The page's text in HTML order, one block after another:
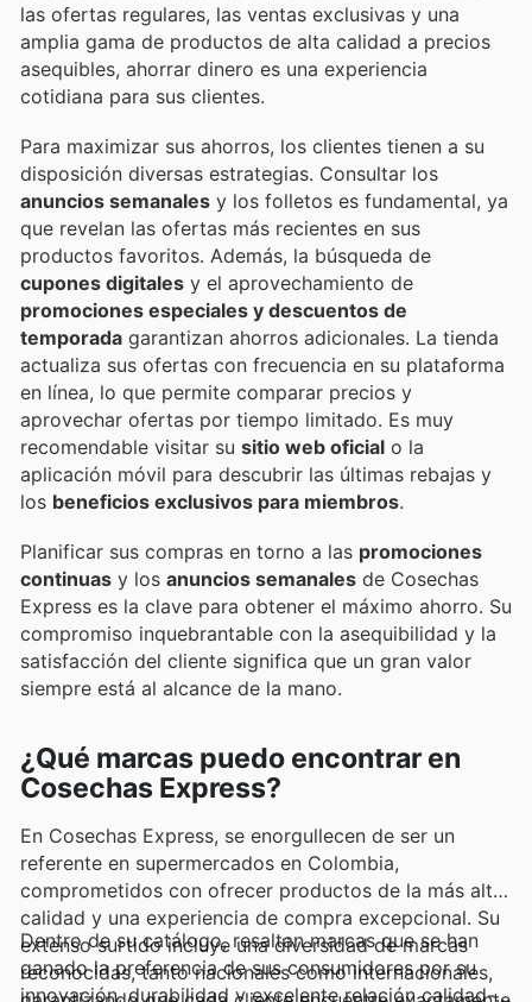
las ofertas regulares, las ventas exclusivas y una
amplia gama de productos de alta calidad a precios
asequibles, ahorrar dinero es una experiencia
cotidiana para sus clientes.
Para maximizar sus ahorros, los clientes tienen a su
disposición diversas estrategias. Consultar los
anuncios semanales y los folletos es fundamental, ya
que revelan las ofertas más recientes en sus
productos favoritos. Además, la búsqueda de
cupones digitales y el aprovechamiento de
promociones especiales y descuentos de
temporada garantizan ahorros adicionales. La tienda
actualiza sus ofertas con frecuencia en su plataforma
en línea, lo que permite comparar precios y
aprovechar ofertas por tiempo limitado. Es muy
recomendable visitar su sitio web oficial o la
aplicación móvil para descubrir las últimas rebajas y
los beneficios exclusivos para miembros.
Planificar sus compras en torno a las promociones
continuas y los anuncios semanales de Cosechas
Express es la clave para obtener el máximo ahorro. Su
compromiso inquebrantable con la asequibilidad y la
satisfacción del cliente significa que un gran valor
siempre está al alcance de la mano.
¿Qué marcas puedo encontrar en
Cosechas Express?
En Cosechas Express, se enorgullecen de ser un
referente en supermercados en Colombia,
comprometidos con ofrecer productos de la más alta
calidad y una experiencia de compra excepcional. Su
extenso surtido incluye una diversidad de marcas
reconocidas, tanto nacionales como internacionales,
Dentro de su catálogo, resaltan marcas que se han
ganado la preferencia de sus consumidores por su
innovación, durabilidad y excelente relación calidad-